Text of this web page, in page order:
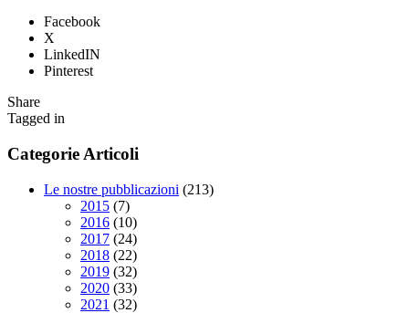
Facebook
X
LinkedIN
Pinterest
Share
Tagged in
Categorie Articoli
Le nostre pubblicazioni (213)
2015 (7)
2016 (10)
2017 (24)
2018 (22)
2019 (32)
2020 (33)
2021 (32)